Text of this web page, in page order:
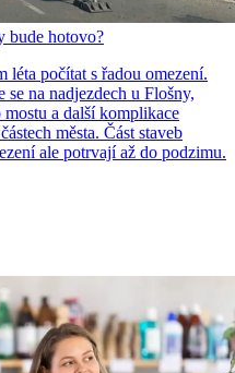
bude hotovo?
počítat s řadou omezení.
na nadjezdech u Flošny,
a další komplikace
města. Část staveb
ale potrvají až do podzimu.